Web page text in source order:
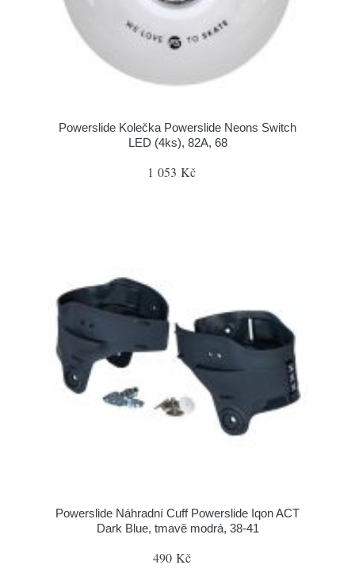
Powerslide Kolečka Powerslide Neons Switch
LED (4ks), 82A, 68
1 053 Kč
Powerslide Náhradní Cuff Powerslide Iqon ACT
Dark Blue, tmavě modrá, 38-41
490 Kč